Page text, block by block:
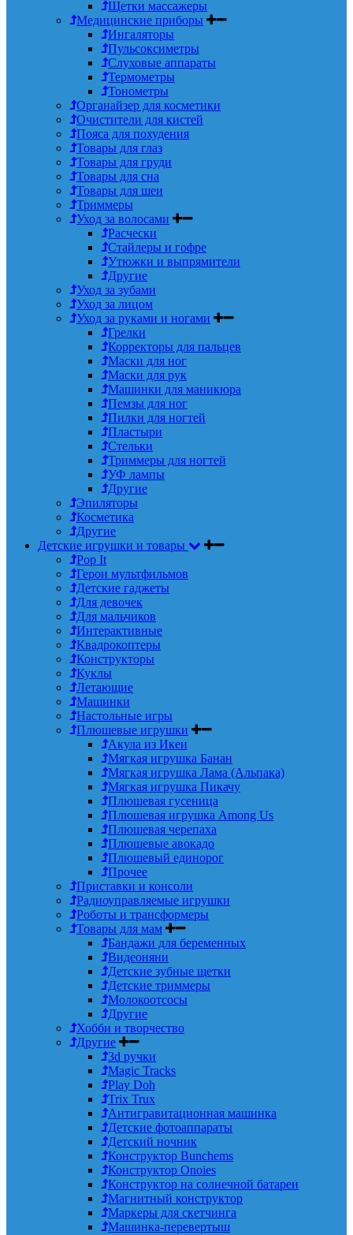
Щетки массажеры
Медицинские приборы
Ингаляторы
Пульсоксиметры
Слуховые аппараты
Термометры
Тонометры
Органайзер для косметики
Очистители для кистей
Пояса для похудения
Товары для глаз
Товары для груди
Товары для сна
Товары для шеи
Триммеры
Уход за волосами
Расчески
Стайлеры и гофре
Утюжки и выпрямители
Другие
Уход за зубами
Уход за лицом
Уход за руками и ногами
Грелки
Корректоры для пальцев
Маски для ног
Маски для рук
Машинки для маникюра
Пемзы для ног
Пилки для ногтей
Пластыри
Стельки
Триммеры для ногтей
УФ лампы
Другие
Эпиляторы
Косметика
Другие
Детские игрушки и товары
Pop It
Герои мультфильмов
Детские гаджеты
Для девочек
Для мальчиков
Интерактивные
Квадрокоптеры
Конструкторы
Куклы
Летающие
Машинки
Настольные игры
Плюшевые игрушки
Акула из Икеи
Мягкая игрушка Банан
Мягкая игрушка Лама (Альпака)
Мягкая игрушка Пикачу
Плюшевая гусеница
Плюшевая игрушка Among Us
Плюшевая черепаха
Плюшевые авокадо
Плюшевый единорог
Прочее
Приставки и консоли
Радиоуправляемые игрушки
Роботы и трансформеры
Товары для мам
Бандажи для беременных
Видеоняни
Детские зубные щетки
Детские триммеры
Молокоотсосы
Другие
Хобби и творчество
Другие
3d ручки
Magic Tracks
Play Doh
Trix Trux
Антигравитационная машинка
Детские фотоаппараты
Детский ночник
Конструктор Bunchems
Конструктор Onoies
Конструктор на солнечной батареи
Магнитный конструктор
Маркеры для скетчинга
Машинка-перевертыш